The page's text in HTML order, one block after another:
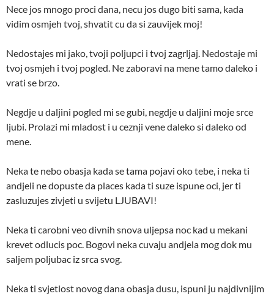
Nece jos mnogo proci dana, necu jos dugo biti sama, kada
vidim osmjeh tvoj, shvatit cu da si zauvijek moj!
Nedostajes mi jako, tvoji poljupci i tvoj zagrljaj. Nedostaje mi
tvoj osmjeh i tvoj pogled. Ne zaboravi na mene tamo daleko i
vrati se brzo.
Negdje u daljini pogled mi se gubi, negdje u daljini moje srce
ljubi. Prolazi mi mladost i u ceznji vene daleko si daleko od
mene.
Neka te nebo obasja kada se tama pojavi oko tebe, i neka ti
andjeli ne dopuste da places kada ti suze ispune oci, jer ti
zasluzujes zivjeti u svijetu LJUBAVI!
Neka ti carobni veo divnih snova uljepsa noc kad u mekani
krevet odlucis poc. Bogovi neka cuvaju andjela mog dok mu
saljem poljubac iz srca svog.
Neka ti svjetlost novog dana obasja dusu, ispuni ju najdivnijim